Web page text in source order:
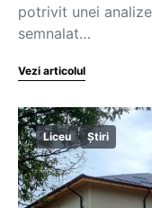
potrivit unei
semnalat…
Vezi articolul
Liceu Știri